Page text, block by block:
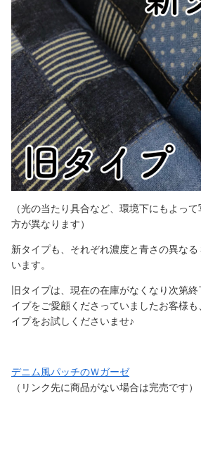
（光の当たり具合など、環境下にもよっ
方が異なります）
新タイプも、それぞれ濃度と青さの異な
います。
旧タイプは、現在の在庫がなくなり次第
イプをご愛顧くださっていましたお客様
イプをお試しくださいませ♪
デニム風パッチのＷガーゼ
（リンク先に商品がない場合は完売です）